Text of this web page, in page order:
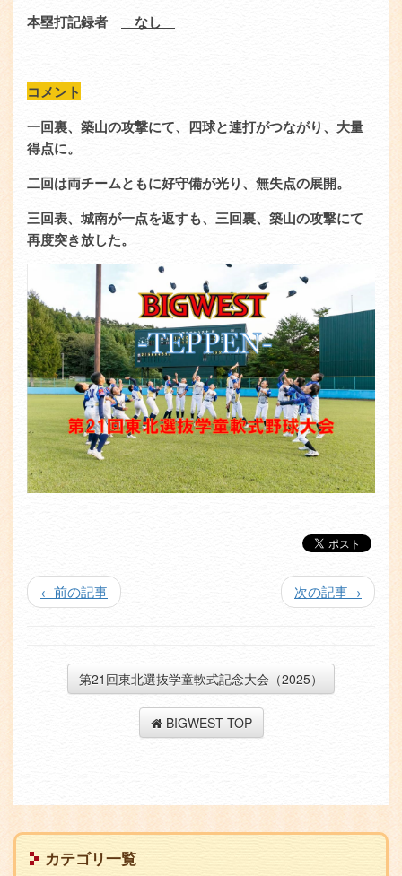
本塁打記録者
なし
コメント
一回裏、築山の攻撃にて、四球と連打がつながり、大量
得点に。
二回は両チームともに好守備が光り、無失点の展開。
三回表、城南が一点を返すも、三回裏、築山の攻撃にて
再度突き放した。
←前の記事 次の記事→
第21回東北選抜学童軟式記念大会（2025）
BIGWEST TOP
サカテゴリ一覧